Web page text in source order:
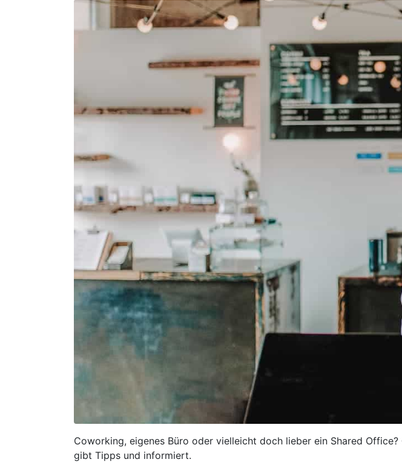
Coworking, eigenes Büro oder vielleicht doch lieber ein Shared
gibt Tipps und informiert.